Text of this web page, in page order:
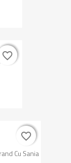
favorite_border
favorite_border
Cu Sania
favorite_border
favorite_border